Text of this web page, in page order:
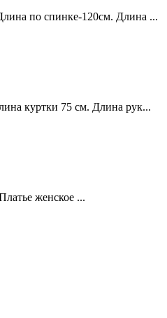
по спинке-120см. Длина ...
куртки 75 см. Длина рук...
женское ...